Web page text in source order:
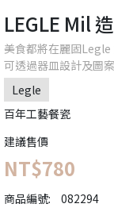
LEGLE Mil
美食都將在麗固
可透過器皿設計及圖
Legle
百年工藝餐瓷
建議售價
NT$780
商品編號: 082294